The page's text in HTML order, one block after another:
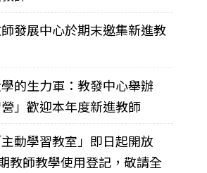
發展中心於期末邀集新進教
的生力軍：教發中心舉辦
營」歡迎本年度新進教師
主動學習教室」即日起開放
教師教學使用登記，敬請全